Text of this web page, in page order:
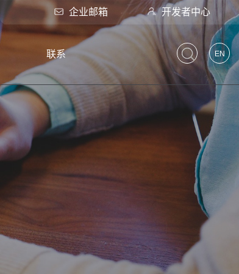
企业邮箱 开发者中心
EN
联系